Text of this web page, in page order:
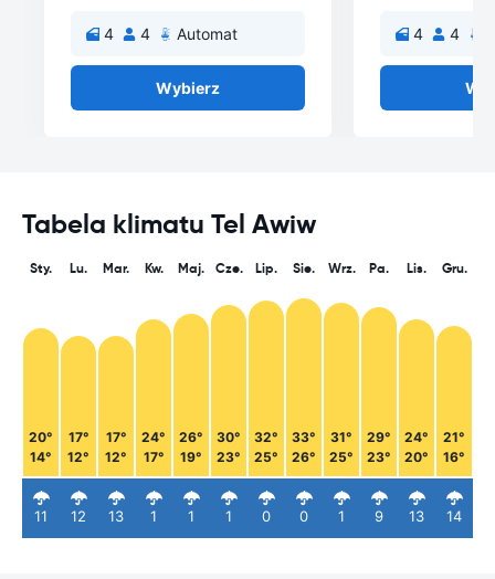
4 4 Automat
Wybierz
4 4
Tabela klimatu Tel Awiw
Sty.
20°
14°
11
Lu.
17°
12°
12
Mar.
17°
12°
13
Kw.
24°
17°
1
Maj.
26°
19°
1
Cze.
30°
23°
1
Lip.
32°
25°
0
Sie.
33°
26°
0
Wrz.
31°
25°
1
Pa.
29°
23°
9
Lis.
24°
20°
13
Gru.
21°
16°
14